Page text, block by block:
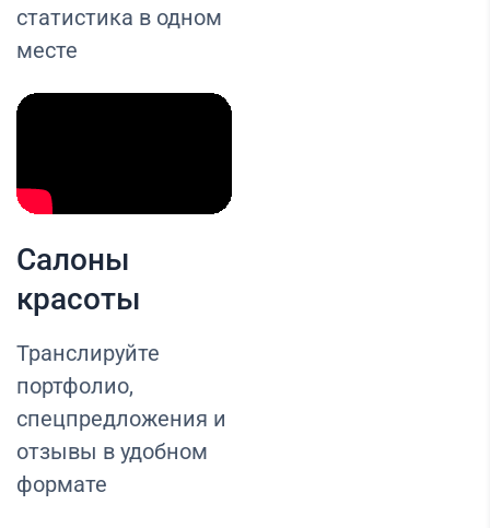
статистика в одном
месте
Салоны
красоты
Транслируйте
портфолио,
спецпредложения и
отзывы в удобном
формате